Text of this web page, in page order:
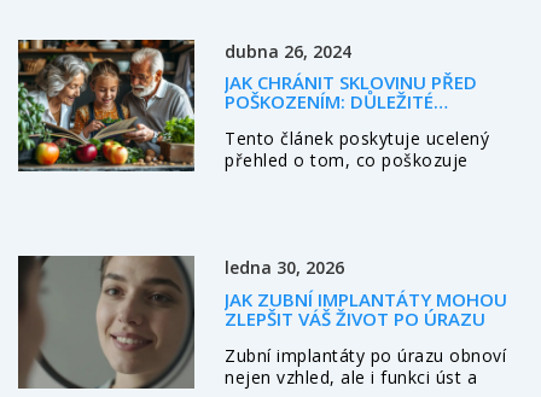
dubna 26, 2024
JAK CHRÁNIT SKLOVINU PŘED
POŠKOZENÍM: DŮLEŽITÉ
Tento článek poskytuje ucelený
přehled o tom, co poškozuje
o vlivu stravy a pitných návyků, a
také o tom, které hygienické
praktiky jsou nejefektivnější v
prevenci poškození skloviny. Článek
je doplněn praktickými radami a
doporučeními, jak pečovat o své
ledna 30, 2026
JAK ZUBNÍ IMPLANTÁTY MOHOU
ZLEPŠIT VÁŠ ŽIVOT PO ÚRAZU
Zubní implantáty po úrazu obnoví
nejen vzhled, ale i funkci úst a